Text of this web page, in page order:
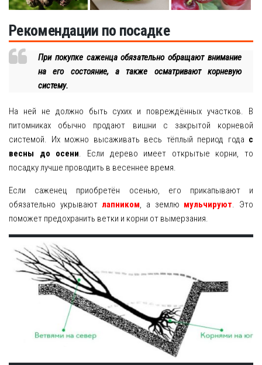
Рекомендации по посадке
При покупке саженца обязательно обращают внимание
на его состояние, а также осматривают корневую
систему.
На ней не должно быть сухих и повреждённых участков. В
питомниках обычно продают вишни с закрытой корневой
системой. Их можно высаживать весь тёплый период года с
весны до осени. Если дерево имеет открытые корни, то
посадку лучше проводить в весеннее время.
Если саженец приобретён осенью, его прикапывают и
обязательно укрывают лапником, а землю мульчируют. Это
поможет предохранить ветки и корни от вымерзания.